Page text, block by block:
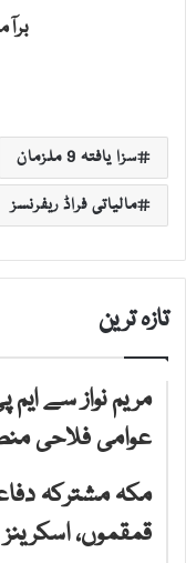
سزا یافتہ 9 ملزمان
مالیاتی فراڈ ریفرنسز
تازہ ترین
مریم نواز سے ایم
عوامی فلاحی
مکہ مشترکہ
قمقموں،